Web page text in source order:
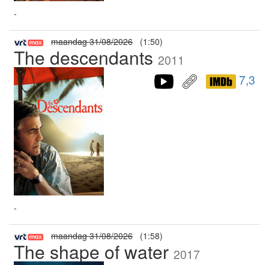
-
maandag 31/08/2026 (1:50)
The descendants 2011
7,3
-
maandag 31/08/2026 (1:58)
The shape of water 2017